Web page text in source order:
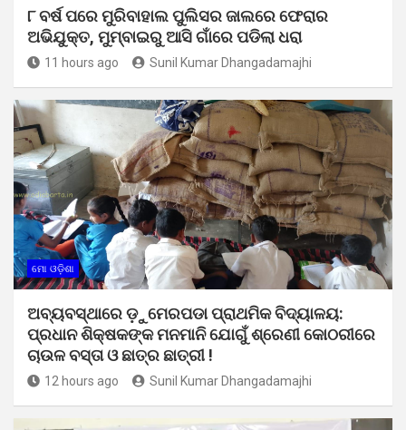
୮ ବର୍ଷ ପରେ ମୁରିବାହାଲ ପୁଲିସର ଜାଲରେ ଫେରାର
ଅଭିଯୁକ୍ତ, ମୁମ୍ବାଇରୁ ଆସି ଗାଁରେ ପଡିଲା ଧରା
11 hours ago Sunil Kumar Dhangadamajhi
ମୋ ଓଡ଼ିଶା
ଅବ୍ୟବସ୍ଥାରେ ଡ଼ୁମେରପଡା ପ୍ରାଥମିକ ବିଦ୍ୟାଳୟ:
ପ୍ରଧାନ ଶିକ୍ଷକଙ୍କ ମନମାନି ଯୋଗୁଁ ଶ୍ରେଣୀ କୋଠରୀରେ
ଚାଉଳ ବସ୍ତା ଓ ଛାତ୍ର ଛାତ୍ରୀ !
12 hours ago Sunil Kumar Dhangadamajhi